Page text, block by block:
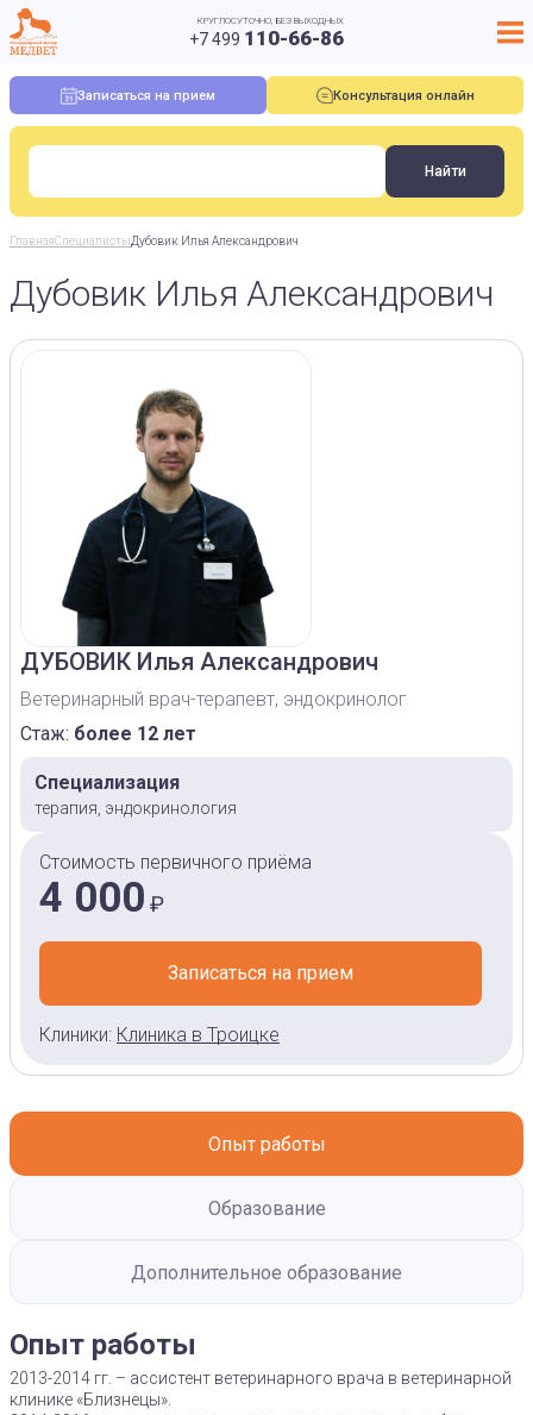
КРУГЛОСУТОЧНО, БЕЗ ВЫХОДНЫХ
+7 499 110-66-86
Записаться на прием Консультация онлайн
ГлавнаяСпециалистыДубовик Илья Александрович
Дубовик Илья Александрович
ДУБОВИК Илья Александрович
Ветеринарный врач-терапевт, эндокринолог
Стаж: более 12 лет
Специализация
терапия, эндокринология
Стоимость первичного приёма
4 000 ₽
Записаться на прием
Клиники: Клиника в Троицке
Опыт работы
Образование
Дополнительное образование
Опыт работы
2013-2014 гг. – ассистент ветеринарного врача в ветеринарной
клинике «Близнецы».